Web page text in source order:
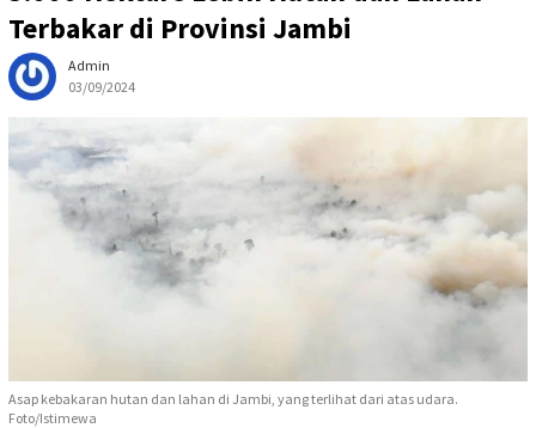
Terbakar di Provinsi Jambi
Admin
03/09/2024
Asap kebakaran hutan dan lahan di Jambi, yang terlihat dari atas udara.
Foto/Istimewa